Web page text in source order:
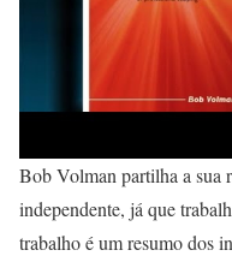
Bob Volman partilha a sua
independente, já que
trabalho é um resumo dos